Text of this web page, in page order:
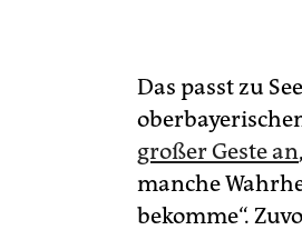
Das passt zu
großer Geste an
manche
bekomme“.